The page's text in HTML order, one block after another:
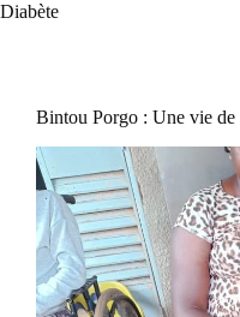
Diabète
Bintou Porgo : Une vie de